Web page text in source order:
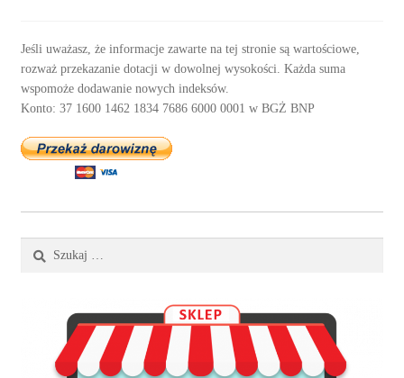
Jeśli uważasz, że informacje zawarte na tej stronie są wartościowe,
rozważ przekazanie dotacji w dowolnej wysokości. Każda suma
wspomoże dodawanie nowych indeksów.
Konto: 37 1600 1462 1834 7686 6000 0001 w BGŻ BNP